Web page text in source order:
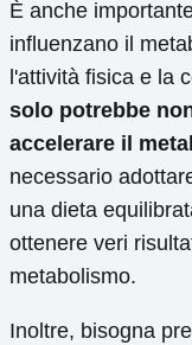
È anche
influenzano il
l'attività fisica e la
solo potrebbe
accelerare il
necessario
una dieta
ottenere veri
metabolismo.
Inoltre, bisogna